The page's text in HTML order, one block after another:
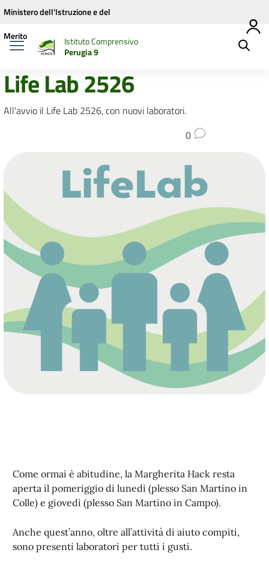
Vai ai contenuti
Vai al menu di navigazione
Vai al footer
Ministero dell'Istruzione e del
Merito
Istituto Comprensivo
Perugia 9
Life Lab 2526
All'avvio il Life Lab 2526, con nuovi laboratori.
0
Come ormai è abitudine, la Margherita Hack resta
aperta il pomeriggio di lunedì (plesso San Martino in
Colle) e giovedì (plesso San Martino in Campo).
Anche quest’anno, oltre all’attività di aiuto compiti,
sono presenti laboratori per tutti i gusti.